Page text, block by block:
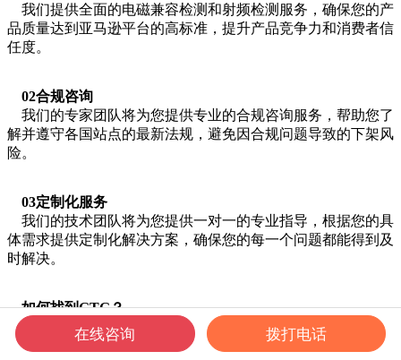
我们提供全面的电磁兼容检测和射频检测服务，确保您的产
品质量达到亚马逊平台的高标准，提升产品竞争力和消费者信
任度。
02合规咨询
我们的专家团队将为您提供专业的合规咨询服务，帮助您了
解并遵守各国站点的最新法规，避免因合规问题导致的下架风
险。
03定制化服务
我们的技术团队将为您提供一对一的专业指导，根据您的具
体需求提供定制化解决方案，确保您的每一个问题都能得到及
时解决。
如何找到GTG？
PC端步骤：
第一步：进入亚马逊SPN服务商网络网站
在线咨询 拨打电话